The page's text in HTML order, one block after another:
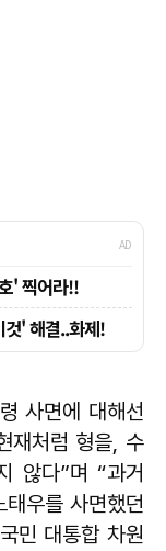
사면에 대해선
재처럼 형을, 수
않다”며 “과거
태우를 사면했던
민 대통합 차원